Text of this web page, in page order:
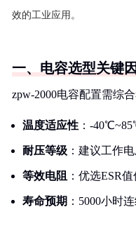
效的工业应用。
一、电容选型关键
zpw-2000电容配置需综
温度适应性 ：-
耐压等级 ：建议工作
等效电阻 ：优选ESR
寿命预期 ：5000小时